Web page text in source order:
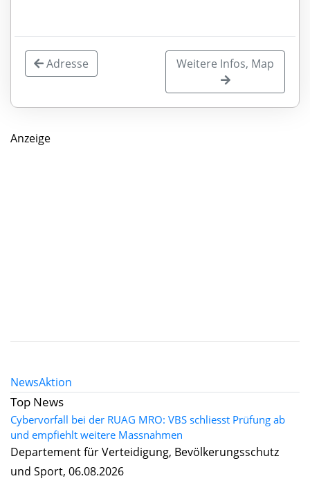
Adresse Weitere Infos, Map
Anzeige
NewsAktion
Top News
Cybervorfall bei der RUAG MRO: VBS schliesst Prüfung ab
und empfiehlt weitere Massnahmen
Departement für Verteidigung, Bevölkerungsschutz
und Sport, 06.08.2026